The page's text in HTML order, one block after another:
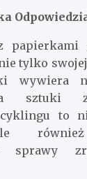
papierkami
tylko
wywiera
sztuki
to
sprawy